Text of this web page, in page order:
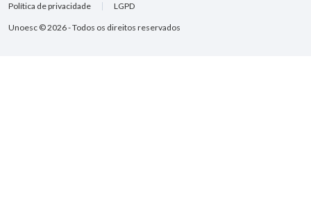
Unoesc © 2026 - Todos os direitos reservados
Política de privacidade LGPD